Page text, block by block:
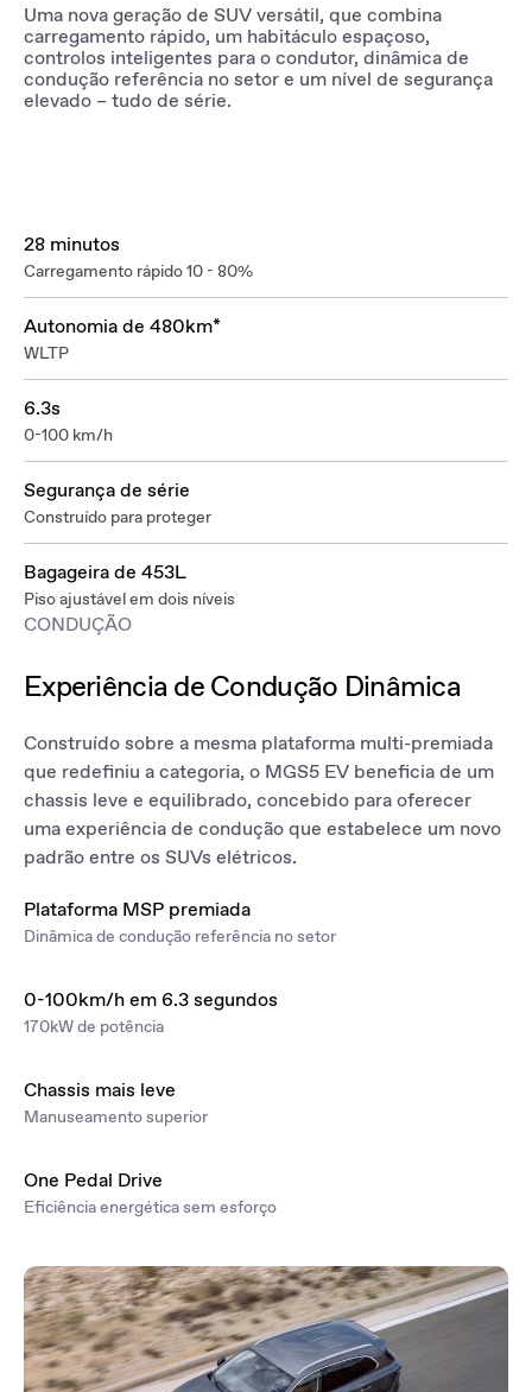
Uma nova geração de SUV versátil, que combina
carregamento rápido, um habitáculo espaçoso,
controlos inteligentes para o condutor, dinâmica de
condução referência no setor e um nível de segurança
elevado – tudo de série.
28 minutos
Carregamento rápido 10 - 80%
Autonomia de 480km*
WLTP
6.3s
0-100 km/h
Segurança de série
Construído para proteger
Bagageira de 453L
Piso ajustável em dois níveis
CONDUÇÃO
Experiência de Condução Dinâmica
Construído sobre a mesma plataforma multi-premiada
que redefiniu a categoria, o MGS5 EV beneficia de um
chassis leve e equilibrado, concebido para oferecer
uma experiência de condução que estabelece um novo
padrão entre os SUVs elétricos.
Plataforma MSP premiada
Dinâmica de condução referência no setor
0-100km/h em 6.3 segundos
170kW de potência
Chassis mais leve
Manuseamento superior
One Pedal Drive
Eficiência energética sem esforço